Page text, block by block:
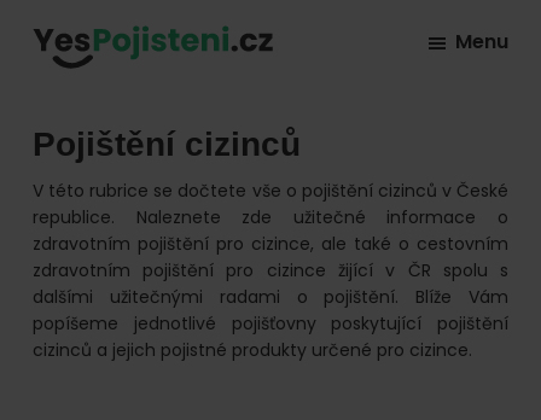
navigation
všech
druhů
pojištění
od
hlavních
pojišťoven
na
Menu
Pojištění cizinců
V této rubrice se dočtete vše o pojištění cizinců v České
republice. Naleznete zde užitečné informace o
zdravotním pojištění pro cizince, ale také o cestovním
zdravotním pojištění pro cizince žijící v ČR spolu s
dalšími užitečnými radami o pojištění. Blíže Vám
popíšeme jednotlivé pojišťovny poskytující pojištění
cizinců a jejich pojistné produkty určené pro cizince.